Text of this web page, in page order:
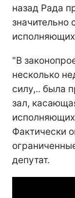
назад Рада
значительно
"В
несколько
силу,.. была
зал,
Фактически
депутат.